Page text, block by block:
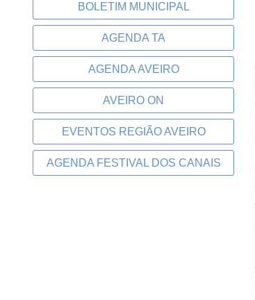
BOLETIM MUNICIPAL
AGENDA TA
AGENDA AVEIRO
AVEIRO ON
EVENTOS REGIÃO AVEIRO
AGENDA FESTIVAL DOS CANAIS